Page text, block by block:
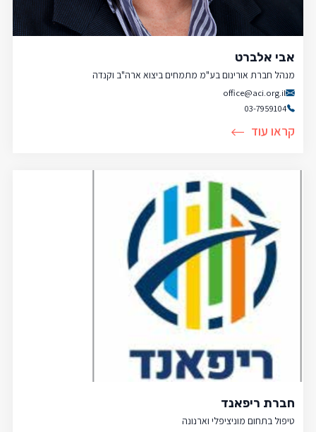
אבי אלברט
מנהל חברת אורינום בע"מ מתמחים ביצוא ארה"ב וקנדה
office@aci.org.il
03-7959104
קראו עוד
חברת ריפאנד
טיפול בתחום מוניציפלי וארנונה